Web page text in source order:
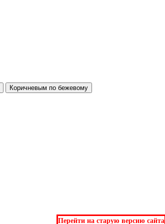
Коричневым по бежевому
Перейти на старую версию сайта